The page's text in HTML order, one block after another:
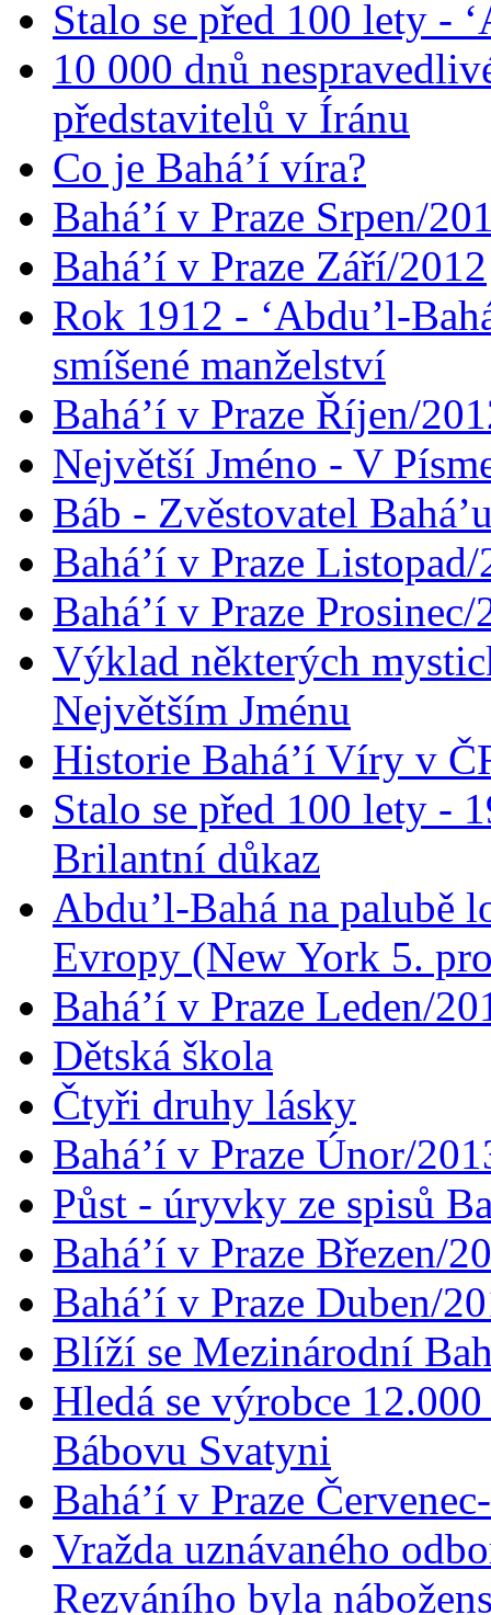
Stalo se před 100 lety -
10 000 dnů
představitelů v Íránu
Co je Bahá’í víra?
Bahá’í v Praze Srpen/
Bahá’í v Praze Září/2012
Rok 1912 - ‘Abdu’l-
smíšené manželství
Bahá’í v Praze Říjen/
Největší Jméno - V
Báb - Zvěstovatel
Bahá’í v Praze
Bahá’í v Praze Prosinec/
Výklad některých
Největším Jménu
Historie Bahá’í Víry v
Stalo se před 100 lety -
Brilantní důkaz
Abdu’l-Bahá na palubě
Evropy (New York 5.
Bahá’í v Praze Leden/
Dětská škola
Čtyři druhy lásky
Bahá’í v Praze Únor/
Půst - úryvky ze spisů
Bahá’í v Praze Březen/
Bahá’í v Praze Duben/
Blíží se Mezinárodní
Hledá se výrobce
Bábovu Svatyni
Bahá’í v Praze
Vražda uznávaného
Rezváního byla